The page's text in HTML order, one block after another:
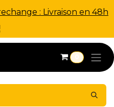
: Livraison en 48h
0